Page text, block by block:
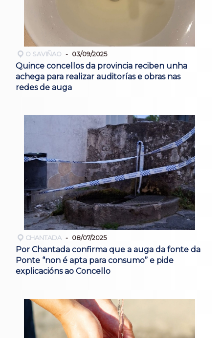
O SAVIÑAO 03/09/2025
Quince concellos da provincia reciben unha
achega para realizar auditorías e obras nas
redes de auga
CHANTADA 08/07/2025
Por Chantada confirma que a auga da fonte da
Ponte “non é apta para consumo” e pide
explicacións ao Concello